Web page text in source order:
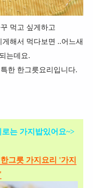
먹고 싶게하고
해서 먹다보면 ..어느새
는데요.
한 한그릇요리입니다.
는 가지밥있어요~>
그릇 가지요리 '가지